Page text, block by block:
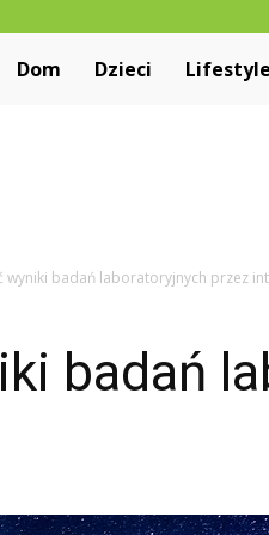
Niewiarygodne.pl
Dom Dzieci Lifestyle
wyniki badań laboratoryjnych przez
badań